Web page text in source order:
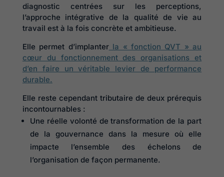
diagnostic centrées sur les perceptions,
l’approche intégrative de la qualité de vie au
travail est à la fois concrète et ambitieuse.
Elle permet d’implanterla « fonction QVT » au
cœur du fonctionnement des organisations et
d’en faire un véritable levier de performance
durable.
Elle reste cependant tributaire de deux prérequis
incontournables :
Une réelle volonté de transformation de la part
de la gouvernance dans la mesure où elle
impacte l’ensemble des échelons de
l’organisation de façon permanente.